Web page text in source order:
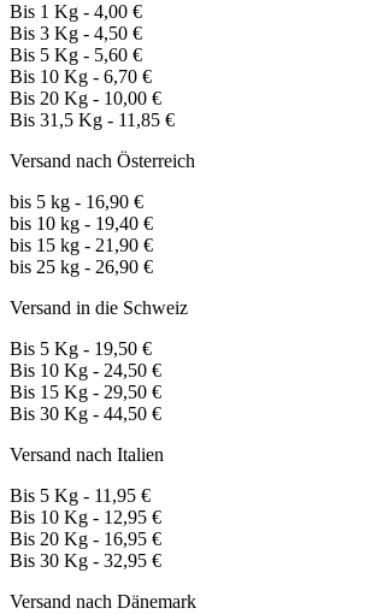
Bis 1 Kg - 4,00 €
Bis 3 Kg - 4,50 €
Bis 5 Kg - 5,60 €
Bis 10 Kg - 6,70 €
Bis 20 Kg - 10,00 €
Bis 31,5 Kg - 11,85 €
Versand nach Österreich
bis 5 kg - 16,90 €
bis 10 kg - 19,40 €
bis 15 kg - 21,90 €
bis 25 kg - 26,90 €
Versand in die Schweiz
Bis 5 Kg - 19,50 €
Bis 10 Kg - 24,50 €
Bis 15 Kg - 29,50 €
Bis 30 Kg - 44,50 €
Versand nach Italien
Bis 5 Kg - 11,95 €
Bis 10 Kg - 12,95 €
Bis 20 Kg - 16,95 €
Bis 30 Kg - 32,95 €
Versand nach Dänemark